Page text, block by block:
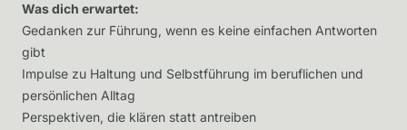
Was dich erwartet:
Gedanken zur Führung, wenn es keine einfachen Antworten
gibt
Impulse zu Haltung und Selbstführung im beruflichen und
persönlichen Alltag
Perspektiven, die klären statt antreiben